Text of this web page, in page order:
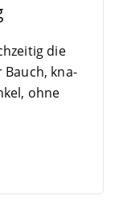
die
Bauch, kna­
ohne